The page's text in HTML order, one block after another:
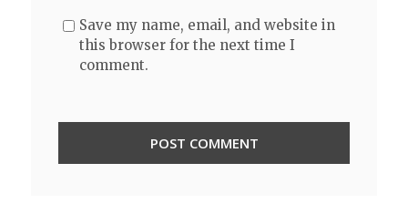
Save my name, email, and website in
this browser for the next time I
comment.